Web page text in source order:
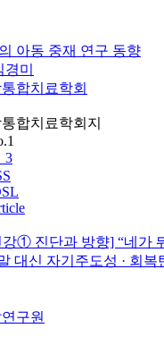
아동 중재 연구 동향
경미
합치료학회
합치료학회지
3
① 진단과 방향] “네가
대신 자기주도성 · 회복
구원